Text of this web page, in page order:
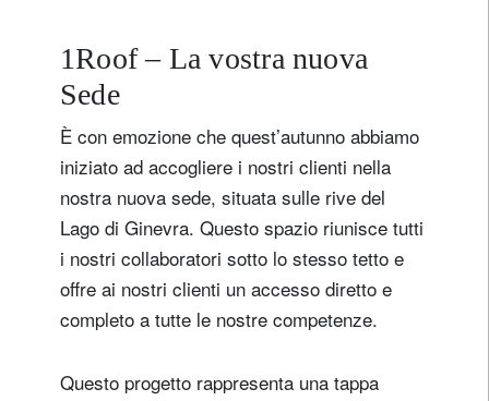
1Roof – La vostra nuova
Sede
È con emozione che quest’autunno abbiamo
iniziato ad accogliere i nostri clienti nella
nostra nuova sede, situata sulle rive del
Lago di Ginevra. Questo spazio riunisce tutti
i nostri collaboratori sotto lo stesso tetto e
offre ai nostri clienti un accesso diretto e
completo a tutte le nostre competenze.
Questo progetto rappresenta una tappa